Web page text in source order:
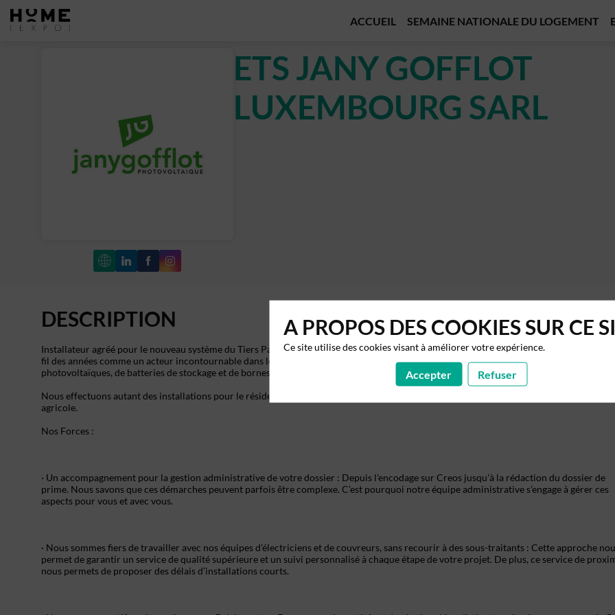
ACCUEIL SEMAINE NATIONALE DU LOGEMENT
ETS JANY GOFFLOT
LUXEMBOURG SARL
DESCRIPTION
Installateur agréé pour le nouveau système du Tiers Payant, Ets Jany Gofflot est une entreprise familiale fondée en 1985 qui s'est
fil des années comme un acteur incontournable dans le secteur des énergies renouvelables, avec une expertise dans la pose de panneaux
photovoltaïques, de batteries de stockage et de bornes de recharge.
Nous effectuons autant des installations pour le résidentiel, des projets industriels de grande envergure ou des installations pour le
agricole.
Nos Forces :
· Un accompagnement pour la gestion administrative de votre dossier : Depuis l'encodage sur Creos jusqu'à la rédaction du dossier de
prime. Nous savons que ces démarches peuvent parfois être complexe. C’est pourquoi notre équipe administrative s’engage à gérer ces
aspects pour vous et avec vous.
· Nous sommes fiers de travailler avec nos équipes d'électriciens et de couvreurs, sans recourir à des sous-traitants : Cette approche
permet de garantir un service de qualité supérieure et un suivi personnalisé à chaque étape de votre projet. De plus, ce service de
nous permets de proposer des délais d’installations courts.
A PROPOS DES COOKIES SUR CE
Ce site utilise des cookies visant à améliorer votre expérience.
Accepter Refuser